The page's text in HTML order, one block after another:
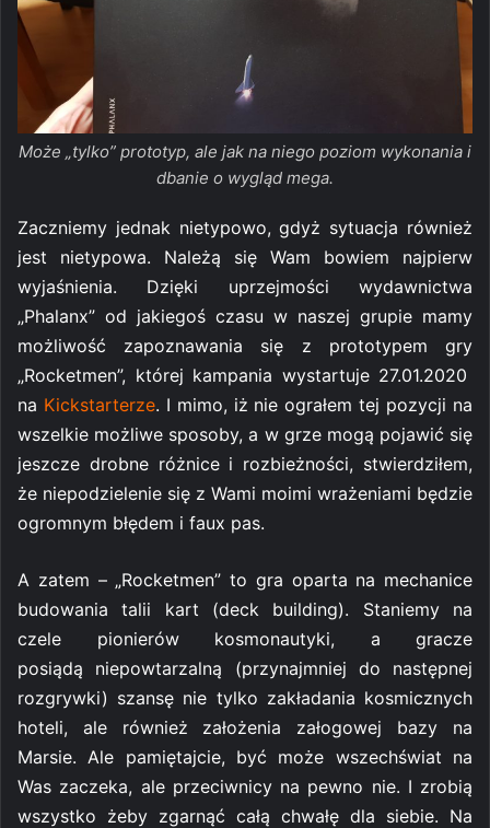
Może „tylko” prototyp, ale jak na niego poziom wykonania i
dbanie o wygląd mega.
Zaczniemy jednak nietypowo, gdyż sytuacja również
jest nietypowa. Należą się Wam bowiem najpierw
wyjaśnienia. Dzięki uprzejmości wydawnictwa
„Phalanx” od jakiegoś czasu w naszej grupie mamy
możliwość zapoznawania się z prototypem gry
„Rocketmen”, której kampania wystartuje 27.01.2020
na Kickstarterze. I mimo, iż nie ograłem tej pozycji na
wszelkie możliwe sposoby, a w grze mogą pojawić się
jeszcze drobne różnice i rozbieżności, stwierdziłem,
że niepodzielenie się z Wami moimi wrażeniami będzie
ogromnym błędem i faux pas.
A zatem – „Rocketmen” to gra oparta na mechanice
budowania talii kart (deck building). Staniemy na
czele pionierów kosmonautyki, a gracze
posiądą niepowtarzalną (przynajmniej do następnej
rozgrywki) szansę nie tylko zakładania kosmicznych
hoteli, ale również założenia załogowej bazy na
Marsie. Ale pamiętajcie, być może wszechświat na
Was zaczeka, ale przeciwnicy na pewno nie. I zrobią
wszystko żeby zgarnąć całą chwałę dla siebie. Na